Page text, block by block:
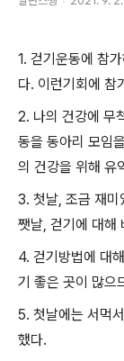
1. 걷기운동에 참
다. 이런기회에 참
2. 나의 건강에 무
동을 동아리 모임
의 건강을 위해 유
3. 첫날, 조금 재미
쨋날, 걷기에 대해
4. 걷기방법에 대
기 좋은 곳이 많으
5. 첫날에는 서먹
했다.